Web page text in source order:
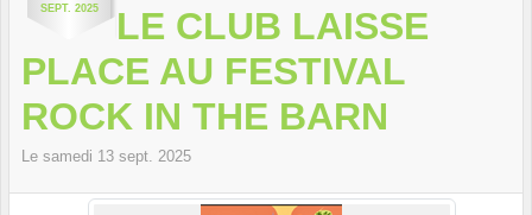
SEPT. 2025
LE CLUB LAISSE
PLACE AU FESTIVAL
ROCK IN THE BARN
Le samedi 13 sept. 2025